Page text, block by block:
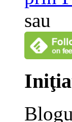
sau